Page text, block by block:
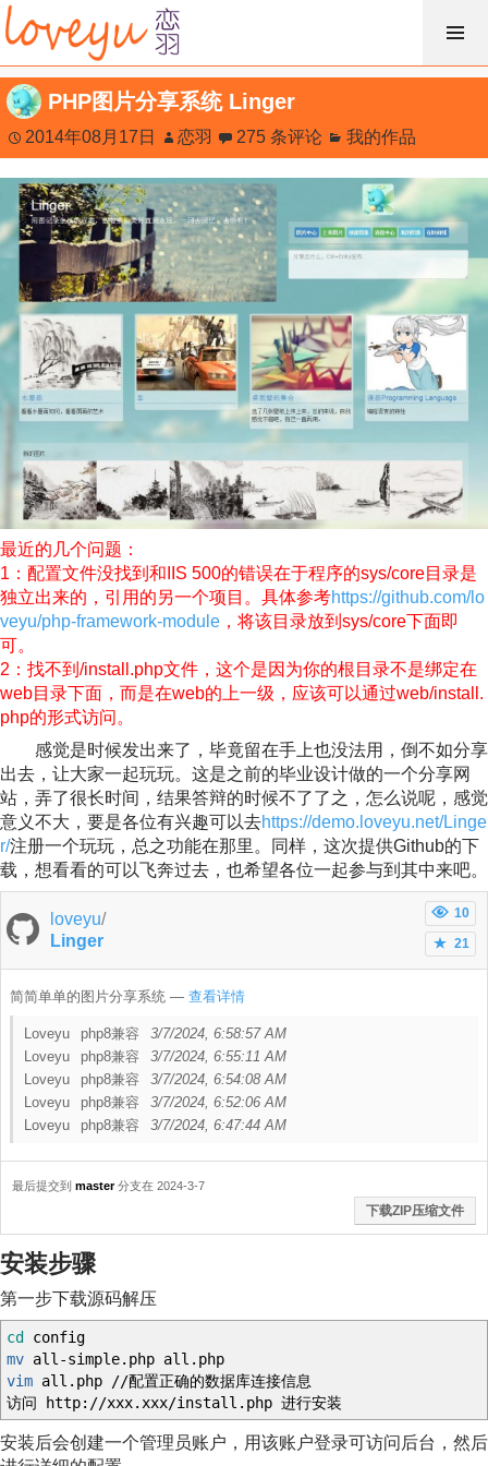
跳
过
内
容
PHP图片分享系统 Linger
2014年08月17日 恋羽 275 条评论 我的作品
最近的几个问题：
1：配置文件没找到和IIS 500的错误在于程序的sys/core目录是
独立出来的，引用的另一个项目。具体参考https://github.com/lo
veyu/php-framework-module ，将该目录放到sys/core下面即
可。
2：找不到/install.php文件，这个是因为你的根目录不是绑定在
web目录下面，而是在web的上一级，应该可以通过web/install.
php的形式访问。
感觉是时候发出来了，毕竟留在手上也没法用，倒不如分享
出去，让大家一起玩玩。这是之前的毕业设计做的一个分享网
站，弄了很长时间，结果答辩的时候不了了之，怎么说呢，感觉
意义不大，要是各位有兴趣可以去https://demo.loveyu.net/Linge
r/注册一个玩玩，总之功能在那里。同样，这次提供Github的下
载，想看看的可以飞奔过去，也希望各位一起参与到其中来吧。
loveyu/
Linger
10
21
简简单单的图片分享系统 — 查看详情
Loveyu php8兼容
3/7/2024, 6:58:57 AM
Loveyu
php8兼容
3/7/2024, 6:55:11 AM
Loveyu
php8兼容
3/7/2024, 6:54:08 AM
Loveyu
php8兼容
3/7/2024, 6:52:06 AM
Loveyu
php8兼容 3/7/2024, 6:47:44 AM
最后提交到 master分支在 2024-3-7
下载ZIP压缩文件
安装步骤
第一步下载源码解压
cd
config
mv all-simple.php all.php
vim all.php //配置正确的数据库连接信息
访问 http: //xxx.xxx/install.php 进行安装
安装后会创建一个管理员账户，用该账户登录可访问后台，然后